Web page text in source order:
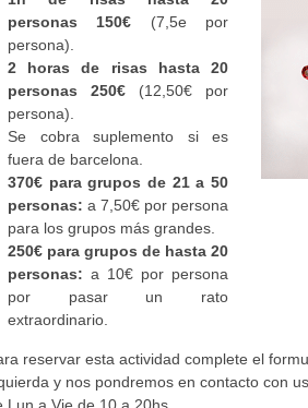
personas 150€ (7,5e por
persona).
2 horas de risas hasta 20
personas 250€ (12 ,50€ por
persona).
Se cobra suplemento si es
fuera de barcelona.
370€ para grupos de 21 a 50
personas: a 7,50€ por persona
para los grupos más grandes.
250€ para grupos de hasta 20
personas: a 10€ por persona
por pasar un rato
extraordinario.
reservar esta actividad complete el
y nos pondremos en contacto con
Lun a Vie de 10 a 20hs.